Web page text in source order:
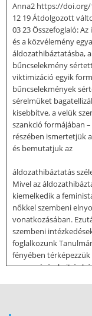
Anna2 https://doi.org/
12 19 Átdolgozott
03 23 Összefoglaló:
és a közvélemény
áldozathibáztatásba,
bűncselekmény
viktimizáció egyik
bűncselekmények
sérelmüket
kisebbítve, a velük
szankció formájában
részében ismertetjük
és bemutatjuk az
áldozathibáztatás
Mivel az
kiemelkedik a
nőkkel szembeni
vonatkozásában.
szembeni
foglalkozunk
fényében
magyarázó okait és